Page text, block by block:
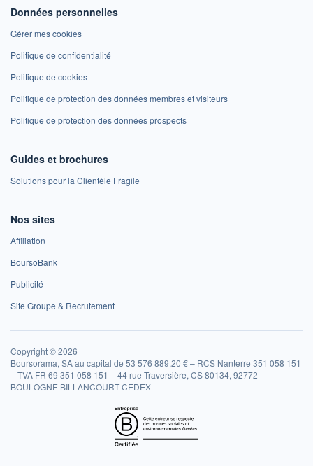
Données personnelles
Gérer mes cookies
Politique de confidentialité
Politique de cookies
Politique de protection des données membres et visiteurs
Politique de protection des données prospects
Guides et brochures
Solutions pour la Clientèle Fragile
Nos sites
Affiliation
BoursoBank
Publicité
Site Groupe & Recrutement
Copyright © 2026
Boursorama, SA au capital de 53 576 889,20 € – RCS Nanterre 351 058 151
– TVA FR 69 351 058 151 – 44 rue Traversière, CS 80134, 92772
BOULOGNE BILLANCOURT CEDEX